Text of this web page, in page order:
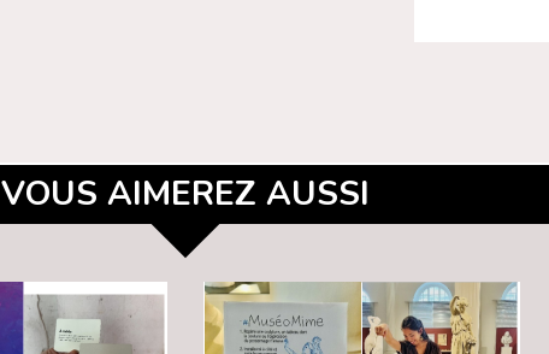
VOUS AIMEREZ AUSSI